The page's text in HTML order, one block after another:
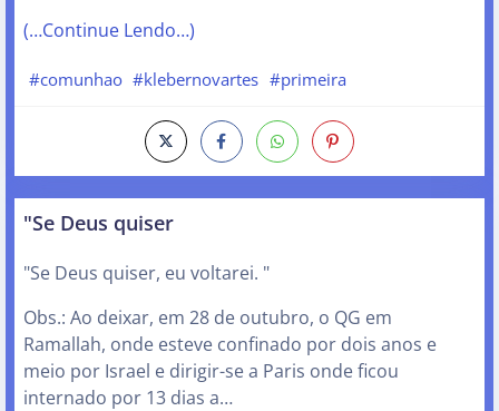
(…Continue Lendo…)
#comunhao #klebernovartes #primeira
"Se Deus quiser
"Se Deus quiser, eu voltarei. "
Obs.: Ao deixar, em 28 de outubro, o QG em
Ramallah, onde esteve confinado por dois anos e
meio por Israel e dirigir-se a Paris onde ficou
internado por 13 dias a…